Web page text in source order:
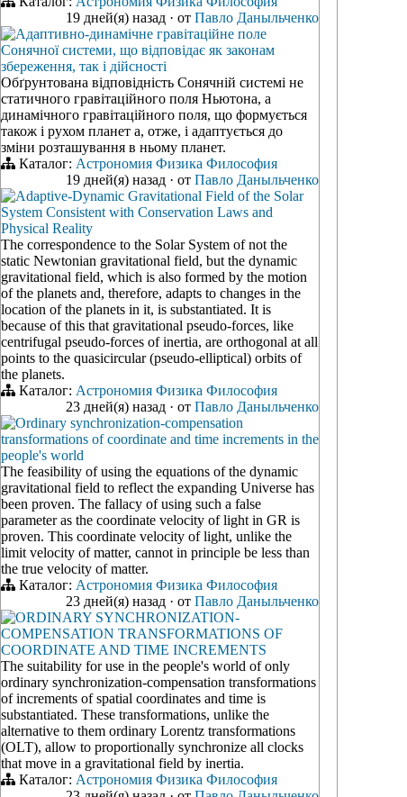
19 дней(я) назад · от Павло Даныльченко
Адаптивно-динамічне гравітаційне поле
Сонячної системи, що відповідає як законам
збереження, так і дійсності
Обґрунтована відповідність Сонячній системі не
статичного гравітаційного поля Ньютона, а
динамічного гравітаційного поля, що формується
також і рухом планет а, отже, і адаптується до
зміни розташування в ньому планет.
Каталог: Астрономия Физика Философия
19 дней(я) назад · от Павло Даныльченко
Adaptive-Dynamic Gravitational Field of the Solar
System Consistent with Conservation Laws and
Physical Reality
The correspondence to the Solar System of not the
static Newtonian gravitational field, but the dynamic
gravitational field, which is also formed by the motion
of the planets and, therefore, adapts to changes in the
location of the planets in it, is substantiated. It is
because of this that gravitational pseudo-forces, like
centrifugal pseudo-forces of inertia, are orthogonal at all
points to the quasicircular (pseudo-elliptical) orbits of
the planets.
Каталог: Астрономия Физика Философия
23 дней(я) назад · от Павло Даныльченко
Ordinary synchronization-compensation
transformations of coordinate and time increments in the
people's world
The feasibility of using the equations of the dynamic
gravitational field to reflect the expanding Universe has
been proven. The fallacy of using such a false
parameter as the coordinate velocity of light in GR is
proven. This coordinate velocity of light, unlike the
limit velocity of matter, cannot in principle be less than
the true velocity of matter.
Каталог: Астрономия Физика Философия
23 дней(я) назад · от Павло Даныльченко
ORDINARY SYNCHRONIZATION-
COMPENSATION TRANSFORMATIONS OF
COORDINATE AND TIME INCREMENTS
The suitability for use in the people's world of only
ordinary synchronization-compensation transformations
of increments of spatial coordinates and time is
substantiated. These transformations, unlike the
alternative to them ordinary Lorentz transformations
(OLT), allow to proportionally synchronize all clocks
that move in a gravitational field by inertia.
Каталог: Астрономия Физика Философия